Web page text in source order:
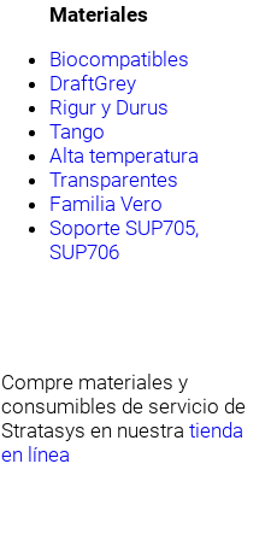
Materiales
Biocompatibles
DraftGrey
Rigur y Durus
Tango
Alta temperatura
Transparentes
Familia Vero
Soporte SUP705,
SUP706
Compre materiales y
consumibles de servicio de
Stratasys en nuestra tienda
en línea